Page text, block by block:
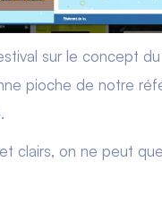
sur le concept
pioche de notre
clairs, on ne peut